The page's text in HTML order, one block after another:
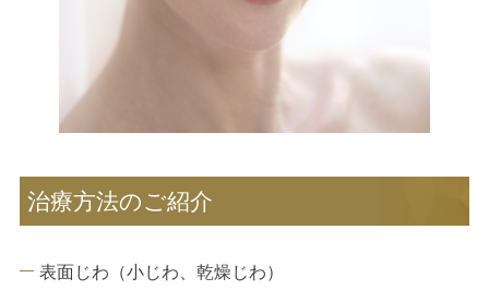
治療方法のご紹介
表面じわ（小じわ、乾燥じわ）